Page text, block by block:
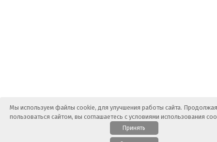
Мы используем файлы cookie, для улучшения работы сайта. Продолжая
пользоваться сайтом, вы соглашаетесь с условиями использования
Принять